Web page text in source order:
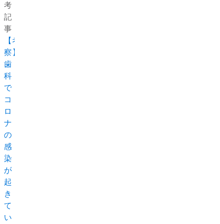
考
記
事：
【考
察】
歯
科
で
コ
ロ
ナ
の
感
染
が
起
き
て
い